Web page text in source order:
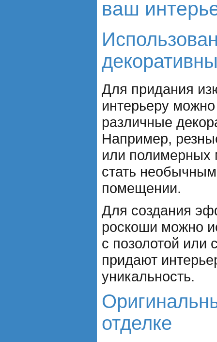
ваш
Для придания
интерьеру
различные
Например,
или полимерных
стать
помещении.
Для создания
роскоши можно
с позолотой или
придают
уникальность.
отделке